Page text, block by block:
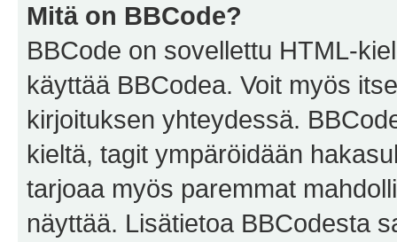
Mitä on BBCode?
BBCode on sovellettu HTML-
käyttää BBCodea. Voit myös
kirjoituksen yhteydessä.
kieltä, tagit ympäröidään
tarjoaa myös paremmat
näyttää. Lisätietoa BBCodesta